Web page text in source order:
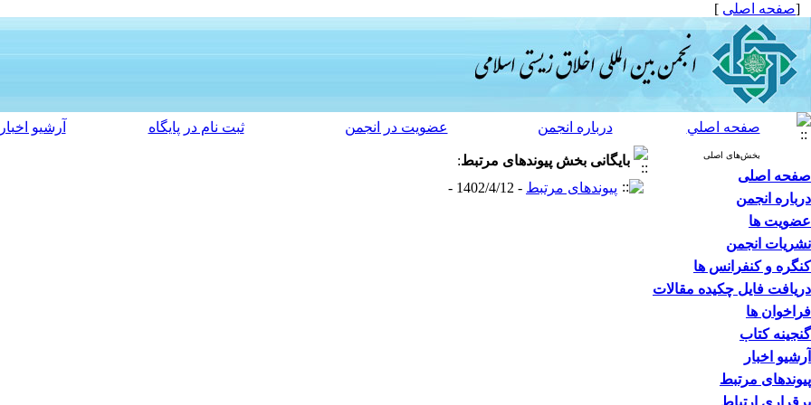
[صفحه اصلی ]
صفحه اصلي درباره انجمن عضویت در انجمن ثبت نام در پایگاه آرشیو
بخش‌های اصلی
صفحه اصلی
درباره انجمن
عضویت ها
نشریات انجمن
کنگره و کنفرانس ها
دریافت فایل چکیده مقالات
فراخوان ها
گنجینه کتاب
آرشیو اخبار
پیوندهای مرتبط
برقراری ارتباط
بایگانی بخش پیوندهای مرتبط:
پیوندهای مرتبط - 1402/4/12 -